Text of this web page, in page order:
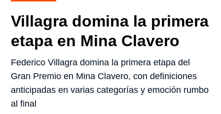
Villagra domina la primera
etapa en Mina Clavero
Federico Villagra domina la primera etapa del
Gran Premio en Mina Clavero, con definiciones
anticipadas en varias categorías y emoción rumbo
al final